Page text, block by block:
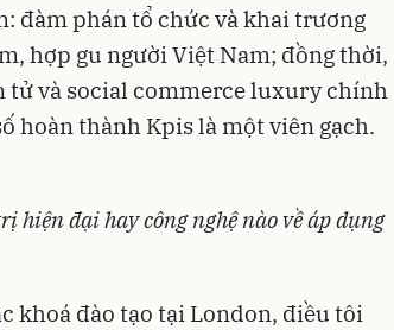
đàm phán tổ chức và khai trương
hợp gu người Việt Nam; đồng thời,
tử và social commerce luxury chính
hoàn thành Kpis là một viên gạch.
hiện đại hay công nghệ nào về áp dụng
khoá đào tạo tại London, điều tôi